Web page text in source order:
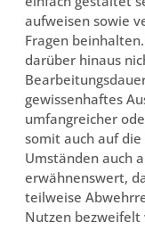
aufweisen sowie
Fragen
darüber hinaus
gewissenhaftes
umfangreicher
somit auch auf
Umständen auch
erwähnenswert,
teilweise
Nutzen bezweifelt